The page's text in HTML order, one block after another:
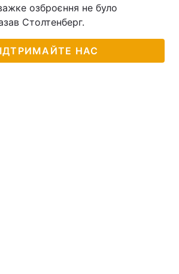
озброєння не було
Столтенберг.
НАС